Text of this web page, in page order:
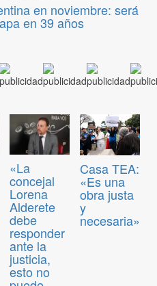
en noviembre: será
en 39 años
«La
concejal
Lorena
Alderete
debe
responder
ante la
justicia,
esto no
Casa TEA:
«Es una
obra justa
y
necesaria»